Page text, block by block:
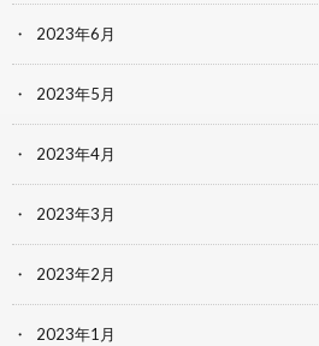
2023年6月
2023年5月
2023年4月
2023年3月
2023年2月
2023年1月